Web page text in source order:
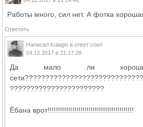
Работы много, сил нет. А фотка
Ответить
Написал Kulagin в ответ coen
04.12.2017 в 21:17:28
Да мало ли
???????????????????????
Ёбана врот!!!!!!!!!!!!!!!!!!!!!!!!!!!!!!!!!!!!!!!!!!